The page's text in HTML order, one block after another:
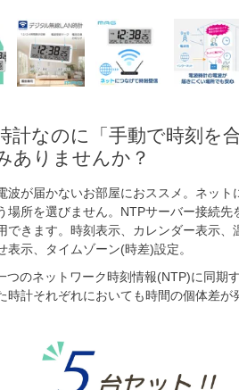
計なのに「手動で時刻を
ありませんか？
波が届かないお部屋におススメ。ネット
場所を選びません。NTPサーバー接続先
できます。時刻表示、カレンダー表示、
示、タイムゾーン(時差)設定。
つのネットワーク時刻情報(NTP)に同期
時計それぞれにおいても時間の個体差が